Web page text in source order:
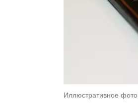
Иллюстративное